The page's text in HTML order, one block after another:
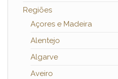
Regiões
Açores e Madeira
Alentejo
Algarve
Aveiro